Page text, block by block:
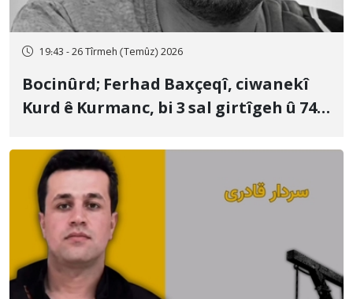
19:43 - 26 Tîrmeh (Temûz) 2026
Bocinûrd; Ferhad Baxçeqî, ciwanekî
Kurd ê Kurmanc, bi 3 sal girtîgeh û 74